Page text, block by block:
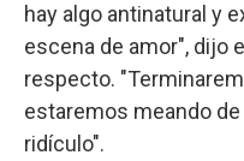
hay algo antinatural y
escena de amor", dijo
respecto.
estaremos meando
ridículo".